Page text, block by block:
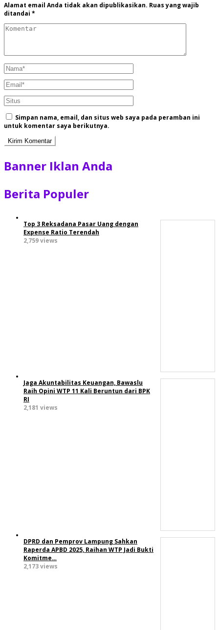
Alamat email Anda tidak akan dipublikasikan. Ruas yang wajib
ditandai *
Simpan nama, email, dan situs web saya pada peramban ini
untuk komentar saya berikutnya.
Banner Iklan Anda
Berita Populer
Top 3 Reksadana Pasar Uang dengan
Expense Ratio Terendah
2,759 views
Jaga Akuntabilitas Keuangan, Bawaslu
Raih Opini WTP 11 Kali Beruntun dari BPK
RI
2,181 views
DPRD dan Pemprov Lampung Sahkan
Raperda APBD 2025, Raihan WTP Jadi Bukti
Komitme…
2,173 views